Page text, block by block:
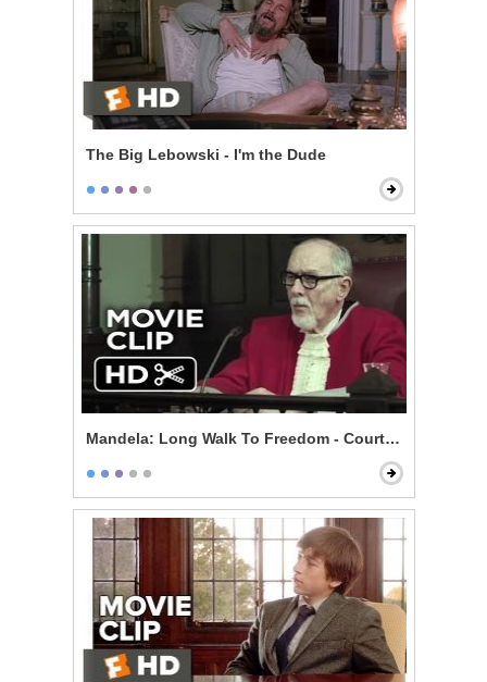
The Big Lebowski - I'm the Dude
Mandela: Long Walk To Freedom - Courtroom